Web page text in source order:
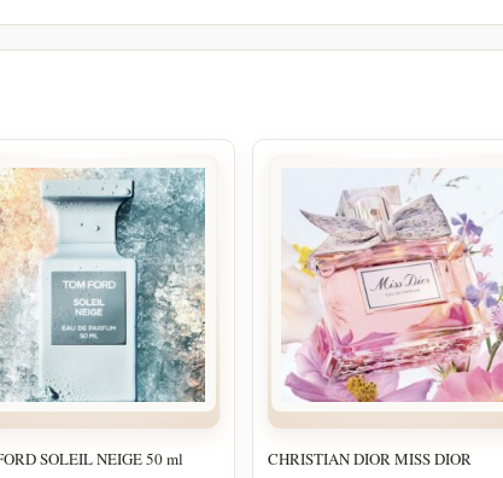
SOLEIL NEIGE 50 ml CHRISTIAN DIOR MISS DIOR